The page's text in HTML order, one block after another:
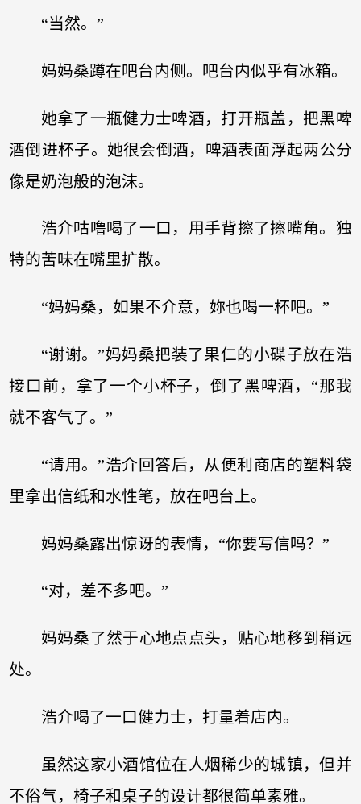
“当然。”
妈妈桑蹲在吧台内侧。吧台内似乎有冰箱。
她拿了一瓶健力士啤酒，打开瓶盖，把黑啤
酒倒进杯子。她很会倒酒，啤酒表面浮起两公分
像是奶泡般的泡沫。
浩介咕噜喝了一口，用手背擦了擦嘴角。独
特的苦味在嘴里扩散。
“妈妈桑，如果不介意，妳也喝一杯吧。”
“谢谢。”妈妈桑把装了果仁的小碟子放在浩
接口前，拿了一个小杯子，倒了黑啤酒，“那我
就不客气了。”
“请用。”浩介回答后，从便利商店的塑料袋
里拿出信纸和水性笔，放在吧台上。
妈妈桑露出惊讶的表情，“你要写信吗？”
“对，差不多吧。”
妈妈桑了然于心地点点头，贴心地移到稍远
处。
浩介喝了一口健力士，打量着店内。
虽然这家小酒馆位在人烟稀少的城镇，但并
不俗气，椅子和桌子的设计都很简单素雅。